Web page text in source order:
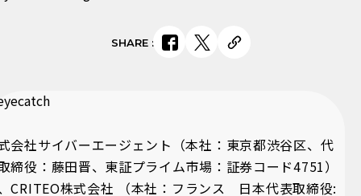
会社サイバーエージェント（本社：東京都渋谷区、代
締役：藤田晋、東証プライム市場：証券コード4751）
CRITEO株式会社 （本社：フランス 日本代表取締役:
SHARE: